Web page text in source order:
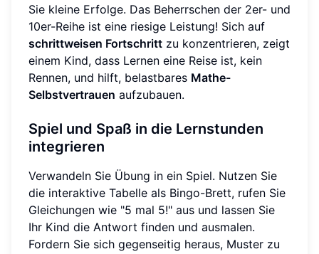
Sie kleine Erfolge. Das Beherrschen der 2er- und
10er-Reihe ist eine riesige Leistung! Sich auf
schrittweisen Fortschritt zu konzentrieren, zeigt
einem Kind, dass Lernen eine Reise ist, kein
Rennen, und hilft, belastbares Mathe-
Selbstvertrauen aufzubauen.
Spiel und Spaß in die Lernstunden
integrieren
Verwandeln Sie Übung in ein Spiel. Nutzen Sie
die interaktive Tabelle als Bingo-Brett, rufen Sie
Gleichungen wie "5 mal 5!" aus und lassen Sie
Ihr Kind die Antwort finden und ausmalen.
Fordern Sie sich gegenseitig heraus, Muster zu